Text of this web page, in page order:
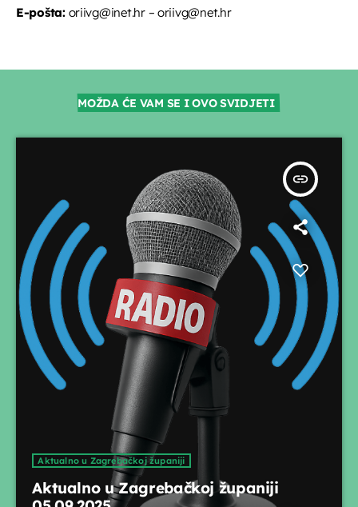
E-pošta:oriivg@inet.hr – oriivg@net.hr
MOŽDA ĆE VAM SE I OVO SVIDJETI
insert_link
Aktualno u Zagrebačkoj županiji
Aktualno u Zagrebačkoj županiji